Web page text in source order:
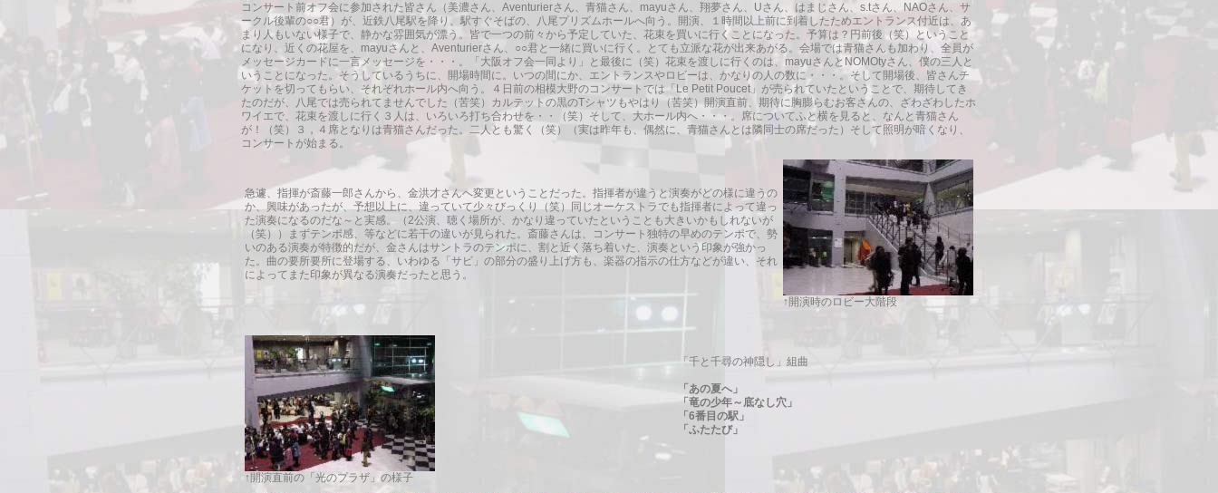
コンサート前オフ会に参加された皆さん（美濃さん、Aventurierさん、青猫さん、mayuさん、翔夢さん、Uさん、はまじさん、s.tさん、NAOさん、サ
ークル後輩の○○君）が、近鉄八尾駅を降り、駅すぐそばの、八尾プリズムホールへ向う。開演、１時間以上前に到着したためエントランス付近は、あ
まり人もいない様子で、静かな雰囲気が漂う。皆で一つの前々から予定していた、花束を買いに行くことになった。予算は？円前後（笑）ということ
になり、近くの花屋を、mayuさんと、Aventurierさん、○○君と一緒に買いに行く。とても立派な花が出来あがる。会場では青猫さんも加わり、全員が
メッセージカードに一言メッセージを・・・。「大阪オフ会一同より」と最後に（笑）花束を渡しに行くのは、mayuさんとNOMOtyさん、僕の三人と
いうことになった。そうしているうちに、開場時間に。いつの間にか、エントランスやロビーは、かなりの人の数に・・・。そして開場後、皆さんチ
ケットを切ってもらい、それぞれホール内へ向う。４日前の相模大野のコンサートでは「Le Petit Poucet」が売られていたということで、期待してき
たのだが、八尾では売られてませんでした（苦笑）カルテットの黒のTシャツもやはり（苦笑）開演直前、期待に胸膨らむお客さんの、ざわざわしたホ
ワイエで、花束を渡しに行く３人は、いろいろ打ち合わせを・・（笑）そして、大ホール内へ・・・。席についてふと横を見ると、なんと青猫さん
が！（笑）３，４席となりは青猫さんだった。二人とも驚く（笑）（実は昨年も、偶然に、青猫さんとは隣同士の席だった）そして照明が暗くなり、
コンサートが始まる。
急遽、指揮が斎藤一郎さんから、金洪才さんへ変更ということだった。指揮者が違うと演奏がどの様に違うの
か、興味があったが、予想以上に、違っていて少々びっくり（笑）同じオーケストラでも指揮者によって違っ
た演奏になるのだな～と実感。（2公演、聴く場所が、かなり違っていたということも大きいかもしれないが
（笑））まずテンポ感、等などに若干の違いが見られた。斎藤さんは、コンサート独特の早めのテンポで、勢
いのある演奏が特徴的だが、金さんはサントラのテンポに、割と近く落ち着いた、演奏という印象が強かっ
た。曲の要所要所に登場する、いわゆる「サビ」の部分の盛り上げ方も、楽器の指示の仕方などが違い、それ
によってまた印象が異なる演奏だったと思う。
↑開演時のロビー大階段
↑開演直前の「光のプラザ」の様子
「千と千尋の神隠し」組曲
「あの夏へ」
「竜の少年～底なし穴」
「6番目の駅」
「ふたたび」